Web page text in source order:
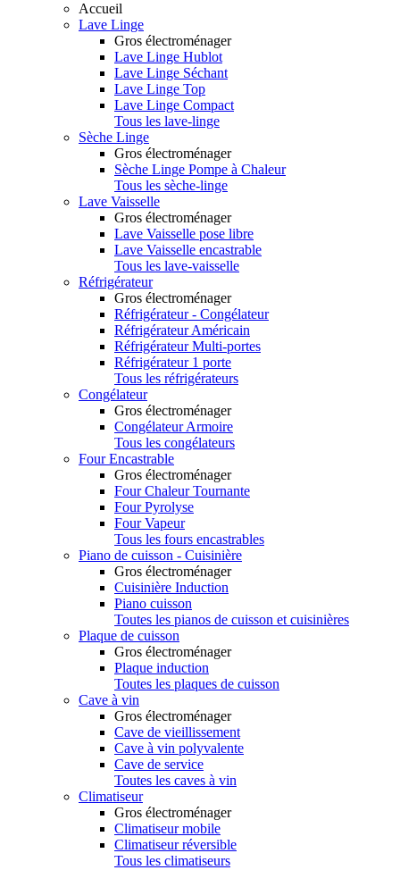
Accueil
Lave Linge
Gros électroménager
Lave Linge Hublot
Lave Linge Séchant
Lave Linge Top
Lave Linge Compact
Tous les lave-linge
Sèche Linge
Gros électroménager
Sèche Linge Pompe à Chaleur
Tous les sèche-linge
Lave Vaisselle
Gros électroménager
Lave Vaisselle pose libre
Lave Vaisselle encastrable
Tous les lave-vaisselle
Réfrigérateur
Gros électroménager
Réfrigérateur - Congélateur
Réfrigérateur Américain
Réfrigérateur Multi-portes
Réfrigérateur 1 porte
Tous les réfrigérateurs
Congélateur
Gros électroménager
Congélateur Armoire
Tous les congélateurs
Four Encastrable
Gros électroménager
Four Chaleur Tournante
Four Pyrolyse
Four Vapeur
Tous les fours encastrables
Piano de cuisson - Cuisinière
Gros électroménager
Cuisinière Induction
Piano cuisson
Toutes les pianos de cuisson et cuisinières
Plaque de cuisson
Gros électroménager
Plaque induction
Toutes les plaques de cuisson
Cave à vin
Gros électroménager
Cave de vieillissement
Cave à vin polyvalente
Cave de service
Toutes les caves à vin
Climatiseur
Gros électroménager
Climatiseur mobile
Climatiseur réversible
Tous les climatiseurs